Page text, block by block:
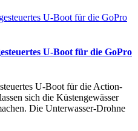
U-Boot für die GoPro
U-Boot für die Action-
sich die Küstengewässer
Die Unterwasser-Drohne